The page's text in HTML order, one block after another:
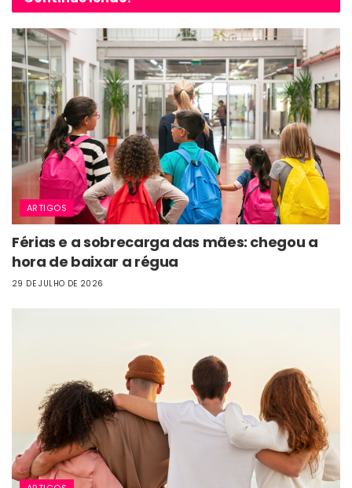
ARTIGOS
Férias e a sobrecarga das mães: chegou a
hora de baixar a régua
29 DE JULHO DE 2026